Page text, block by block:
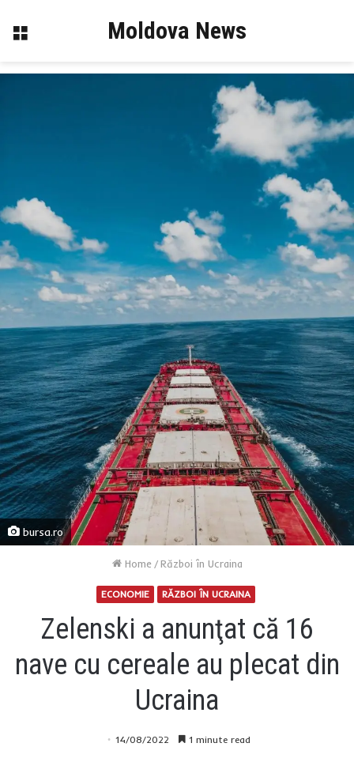
Menu Moldova News
bursa.ro
Home / Război în Ucraina
ECONOMIE RĂZBOI ÎN UCRAINA
Zelenski a anunţat că 16
nave cu cereale au plecat din
Ucraina
14/08/2022 1 minute read